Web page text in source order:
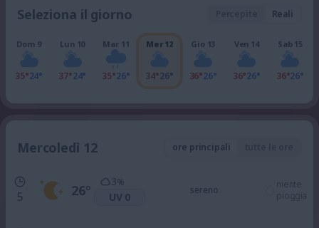
Seleziona il giorno Reali
Dom 9
35°24°
Lun 10
37°24°
Mar 11
35°26°
Mer 12
34°26°
Gio 13
36°26°
Ven 14
36°26°
Sab 15
36°26°
Mercoledì 12 ore principali
5 26°
3%
UV 0
sereno
niente
pioggia